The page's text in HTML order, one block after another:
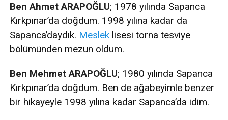
Ben Ahmet ARAPOĞLU; 1978 yılında Sapanca
Kırkpınar’da doğdum. 1998 yılına kadar da
Sapanca’daydık. Meslek lisesi torna tesviye
bölümünden mezun oldum.
Ben Mehmet ARAPOĞLU; 1980 yılında Sapanca
Kırkpınar’da doğdum. Ben de ağabeyimle benzer
bir hikayeyle 1998 yılına kadar Sapanca’da idim.